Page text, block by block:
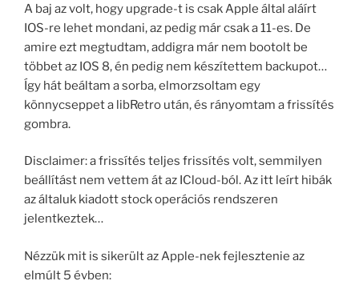
A baj az volt, hogy upgrade-t is csak Apple által aláírt
IOS-re lehet mondani, az pedig már csak a 11-es. De
amire ezt megtudtam, addigra már nem bootolt be
többet az IOS 8, én pedig nem készítettem backupot…
Így hát beáltam a sorba, elmorzsoltam egy
könnycseppet a libRetro után, és rányomtam a frissítés
gombra.
Disclaimer: a frissítés teljes frissítés volt, semmilyen
beállítást nem vettem át az ICloud-ból. Az itt leírt hibák
az általuk kiadott stock operációs rendszeren
jelentkeztek…
Nézzük mit is sikerült az Apple-nek fejlesztenie az
elmúlt 5 évben: